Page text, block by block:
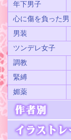
年下男子
心に傷を負った男
男装
ツンデレ女子
調教
緊縛
媚薬